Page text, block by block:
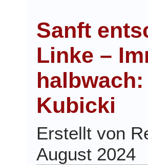
Sanft
Linke –
Kubicki
Erstellt von
August 2024